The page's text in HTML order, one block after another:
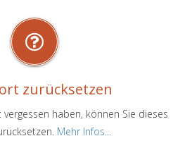
zurücksetzen
vergessen haben, können Sie dieses
Mehr Infos...